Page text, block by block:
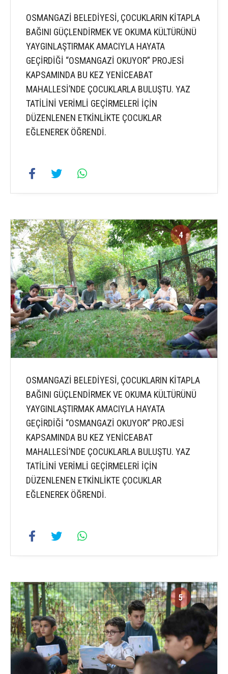
OSMANGAZİ BELEDİYESİ, ÇOCUKLARIN KİTAPLA
BAĞINI GÜÇLENDİRMEK VE OKUMA KÜLTÜRÜNÜ
YAYGINLAŞTIRMAK AMACIYLA HAYATA
GEÇİRDİĞİ “OSMANGAZİ OKUYOR” PROJESİ
KAPSAMINDA BU KEZ YENİCEABAT
MAHALLESİ’NDE ÇOCUKLARLA BULUŞTU. YAZ
TATİLİNİ VERİMLİ GEÇİRMELERİ İÇİN
DÜZENLENEN ETKİNLİKTE ÇOCUKLAR
EĞLENEREK ÖĞRENDİ.
4 5
OSMANGAZİ BELEDİYESİ, ÇOCUKLARIN KİTAPLA
BAĞINI GÜÇLENDİRMEK VE OKUMA KÜLTÜRÜNÜ
YAYGINLAŞTIRMAK AMACIYLA HAYATA
GEÇİRDİĞİ “OSMANGAZİ OKUYOR” PROJESİ
KAPSAMINDA BU KEZ YENİCEABAT
MAHALLESİ’NDE ÇOCUKLARLA BULUŞTU. YAZ
TATİLİNİ VERİMLİ GEÇİRMELERİ İÇİN
DÜZENLENEN ETKİNLİKTE ÇOCUKLAR
EĞLENEREK ÖĞRENDİ.
5 5